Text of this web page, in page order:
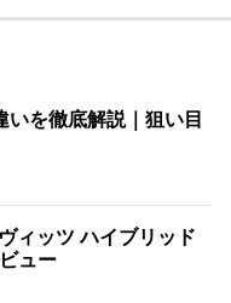
いを徹底解説｜狙い目
ィッツ ハイブリッド
ュー